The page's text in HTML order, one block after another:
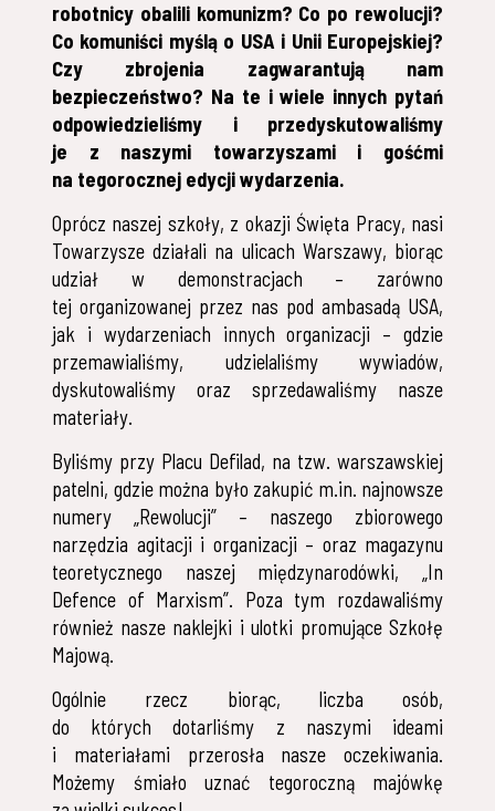
robotnicy obalili komunizm? Co po rewolucji?
Co komuniści myślą o USA i Unii Europejskiej?
Czy zbrojenia zagwarantują nam
bezpieczeństwo? Na te i wiele innych pytań
odpowiedzieliśmy i przedyskutowaliśmy
je z naszymi towarzyszami i gośćmi
na tegorocznej edycji wydarzenia.
Oprócz naszej szkoły, z okazji Święta Pracy, nasi
Towarzysze działali na ulicach Warszawy, biorąc
udział w demonstracjach – zarówno
tej organizowanej przez nas pod ambasadą USA,
jak i wydarzeniach innych organizacji – gdzie
przemawialiśmy, udzielaliśmy wywiadów,
dyskutowaliśmy oraz sprzedawaliśmy nasze
materiały.
Byliśmy przy Placu Defilad, na tzw. warszawskiej
patelni, gdzie można było zakupić m.in. najnowsze
numery „Rewolucji” – naszego zbiorowego
narzędzia agitacji i organizacji – oraz magazynu
teoretycznego naszej międzynarodówki, „In
Defence of Marxism”. Poza tym rozdawaliśmy
również nasze naklejki i ulotki promujące Szkołę
Majową.
Ogólnie rzecz biorąc, liczba osób,
do których dotarliśmy z naszymi ideami
i materiałami przerosła nasze oczekiwania.
Możemy śmiało uznać tegoroczną majówkę